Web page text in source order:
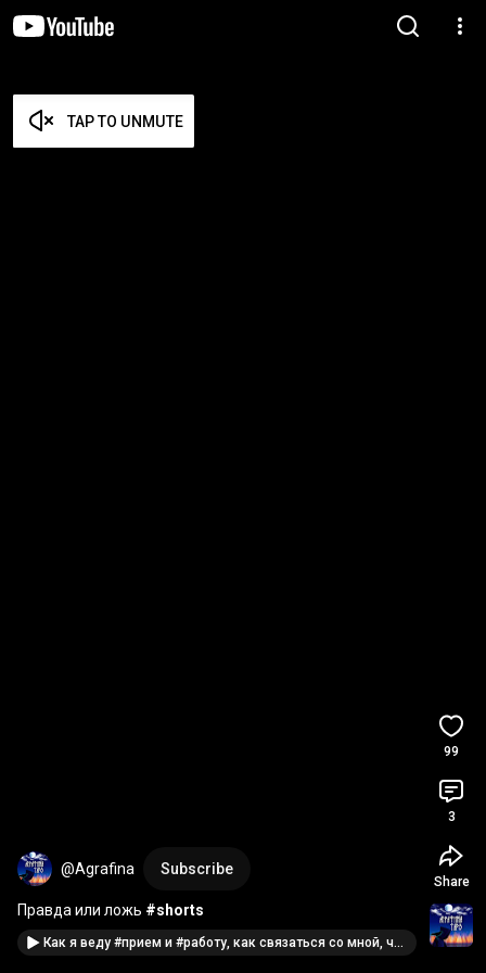
TAP TO UNMUTE
@Agrafina Subscribe
Правда или ложь #shorts
Как я веду #прием и #работу, как связаться со мной, что нужно для приема
99
3
Share